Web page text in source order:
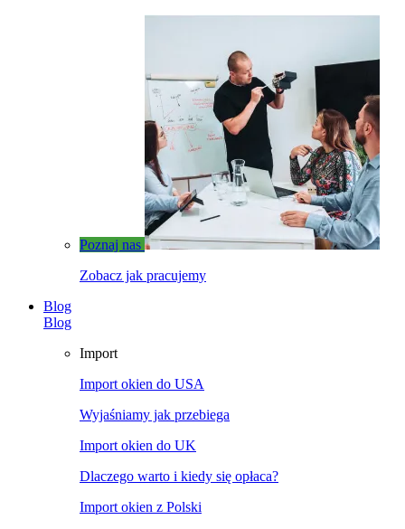
Poznaj nas
Zobacz jak pracujemy
Blog
Blog
Import
Import okien do USA
Wyjaśniamy jak przebiega
Import okien do UK
Dlaczego warto i kiedy się opłaca?
Import okien z Polski